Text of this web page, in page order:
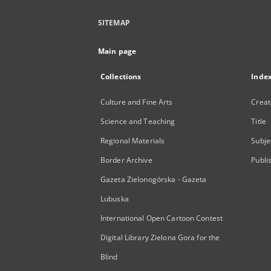
SITEMAP
Main page
Collections
Culture and Fine Arts
Science and Teaching
Regional Materials
Border Archive
Gazeta Zielonogórska - Gazeta
Lubuska
International Open Cartoon Contest
Digital Library Zielona Gora for the
Blind
Title